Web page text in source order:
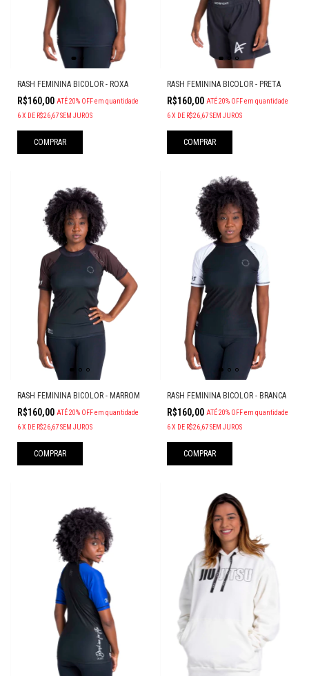
RASH FEMININA BICOLOR - ROXA
R$160,00 ATÉ 20% OFFem quantidade
6X DE R$26,67SEM JUROS
COMPRAR
RASH FEMININA BICOLOR - PRETA
R$160,00 ATÉ 20% OFF em quantidade
6 X DE R$26,67 SEM JUROS
COMPRAR
RASH FEMININA BICOLOR - MARROM
R$160,00 ATÉ 20% OFFem quantidade
6X DE R$26,67SEM JUROS
COMPRAR
RASH FEMININA BICOLOR - BRANCA
R$160,00 ATÉ 20% OFF em quantidade
6 X DE R$26,67 SEM JUROS
COMPRAR